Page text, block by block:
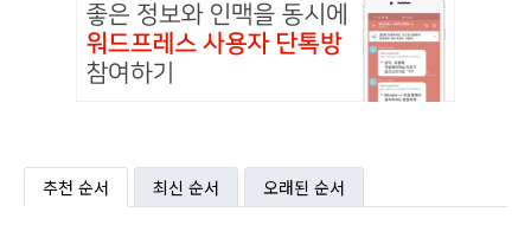
추천 순서 최신 순서 오래된 순서